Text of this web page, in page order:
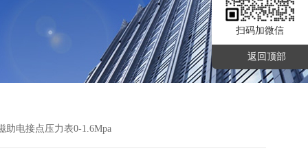
助电接点压力表0-1.6Mpa
扫码加微信
返回顶部